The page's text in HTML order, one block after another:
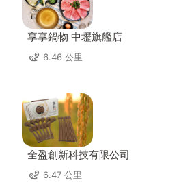
享享鍋物 中壢旗艦店
6.46 公里
全盈創新科技有限公司
6.47 公里